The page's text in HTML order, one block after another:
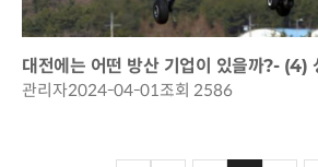
대전에는 어떤 방산 기업이 있을까?- (4)
관리자2024-04-01조회 2586